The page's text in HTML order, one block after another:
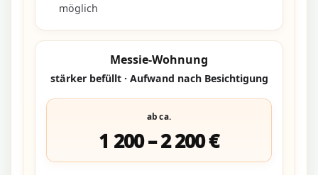
möglich
Messie-Wohnung
stärker befüllt · Aufwand nach Besichtigung
ab ca.
1 200 – 2 200 €